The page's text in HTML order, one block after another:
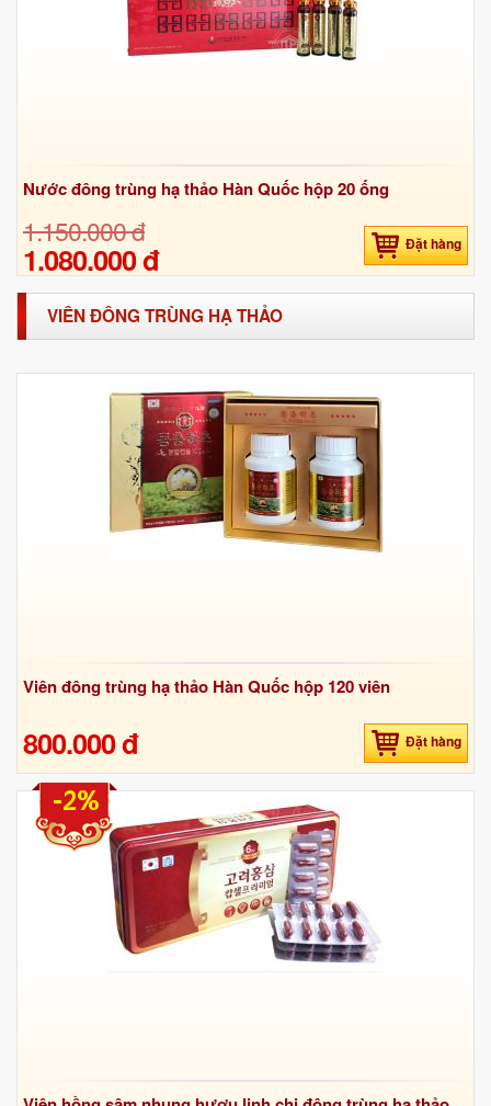
Nước đông trùng hạ thảo Hàn Quốc hộp 20 ống
1.150.000 đ
1.080.000 đ Đặt hàng
VIÊN ĐÔNG TRÙNG HẠ THẢO
Viên đông trùng hạ thảo Hàn Quốc hộp 120 viên
800.000 đ Đặt hàng
-2%